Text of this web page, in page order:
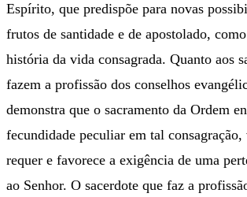
Espírito, que predispõe para novas
frutos de santidade e de apostolado,
história da vida consagrada. Quanto aos
fazem a profissão dos conselhos
demonstra que o sacramento da Ordem
fecundidade peculiar em tal consagração,
requer e favorece a exigência de uma
ao Senhor. O sacerdote que faz a